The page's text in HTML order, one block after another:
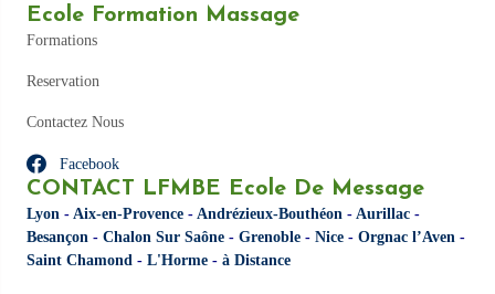
Ecole Formation Massage
Formations
Reservation
Contactez Nous
Facebook
CONTACT LFMBE Ecole De Message
Lyon - Aix-en-Provence - Andrézieux-Bouthéon - Aurillac -
Besançon - Chalon Sur Saône - Grenoble - Nice - Orgnac l’Aven -
Saint Chamond - L'Horme - à Distance